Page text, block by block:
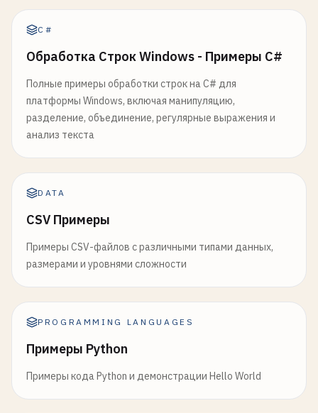
C#
Обработка Строк Windows - Примеры C#
Полные примеры обработки строк на C# для
платформы Windows, включая манипуляцию,
разделение, объединение, регулярные выражения и
анализ текста
DATA
CSV Примеры
Примеры CSV-файлов с различными типами данных,
размерами и уровнями сложности
PROGRAMMING LANGUAGES
Примеры Python
Примеры кода Python и демонстрации Hello World